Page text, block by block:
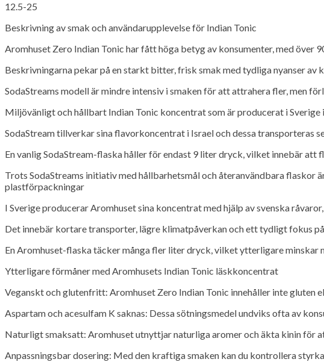
12.5-25
Beskrivning av smak och användarupplevelse för Indian Tonic
Aromhuset Zero Indian Tonic har fått höga betyg av konsumenter, med över
Beskrivningarna pekar på en starkt bitter, frisk smak med tydliga nyanser av
SodaStreams modell är mindre intensiv i smaken för att attrahera fler, men
Miljövänligt och hållbart Indian Tonic koncentrat som är producerat i
SodaStream tillverkar sina flavorkoncentrat i Israel och dessa transporteras
En vanlig SodaStream-flaska håller för endast 9 liter dryck, vilket innebär
Trots SodaStreams initiativ med hållbarhetsmål och återanvändbara
plastförpackningar
I Sverige producerar Aromhuset sina koncentrat med hjälp av svenska
Det innebär kortare transporter, lägre klimatpåverkan och ett tydligt fokus
En Aromhuset-flaska täcker många fler liter dryck, vilket ytterligare minskar
Ytterligare förmåner med Aromhusets Indian Tonic läskkoncentrat
Veganskt och glutenfritt: Aromhuset Zero Indian Tonic innehåller inte
Aspartam och acesulfam K saknas: Dessa sötningsmedel undviks ofta av
Naturligt smaksatt: Aromhuset utnyttjar naturliga aromer och äkta kinin för
Anpassningsbar dosering: Med den kraftiga smaken kan du kontrollera